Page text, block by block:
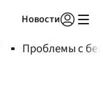
Новости
Проблемы с